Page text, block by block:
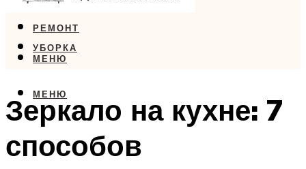
РЕМОНТ
УБОРКА
МЕНЮ
МЕНЮ
Зеркало на кухне: 7
способов